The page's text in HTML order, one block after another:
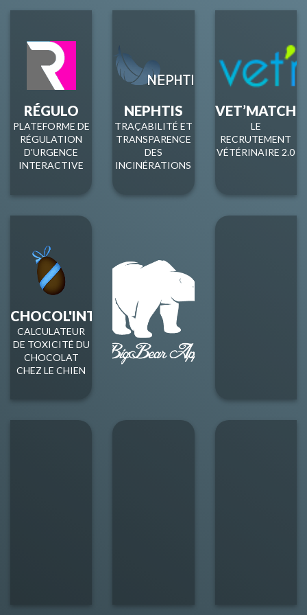
RÉGULO
PLATEFORME DE
RÉGULATION
D'URGENCE
INTERACTIVE
NEPHTIS
TRAÇABILITÉ ET
TRANSPARENCE
DES
INCINÉRATIONS
VET’MATCH
LE
RECRUTEMENT
VÉTÉRINAIRE 2.0
CHOCOL'INTOX
CALCULATEUR
DE TOXICITÉ DU
CHOCOLAT
CHEZ LE CHIEN